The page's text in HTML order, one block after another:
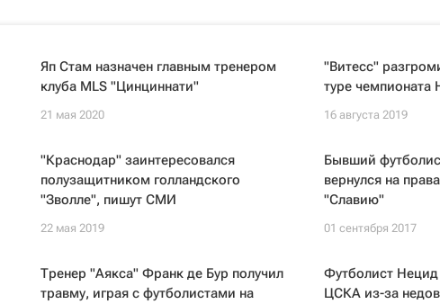
Яп Стам назначен главным тренером
клуба MLS "Цинциннати"
21 мая 2020
"Витесс"
туре чемпионата
16 августа 2019
"Краснодар" заинтересовался
полузащитником голландского
"Зволле", пишут СМИ
22 мая 2019
Бывший
вернулся на
"Славию"
01 сентября 2017
Тренер "Аякса" Франк де Бур получил
травму, играя с футболистами на
Футболист Нецид
ЦСКА из-за